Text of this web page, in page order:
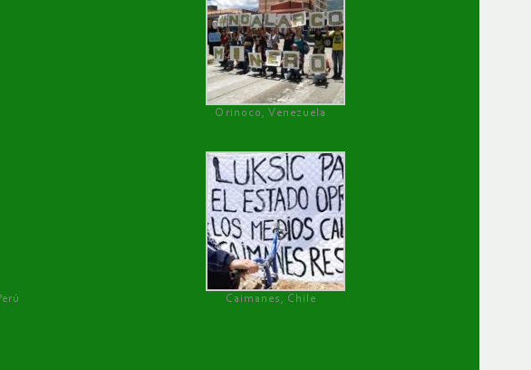
Orinoco, Venezuela
Caimanes, Chile